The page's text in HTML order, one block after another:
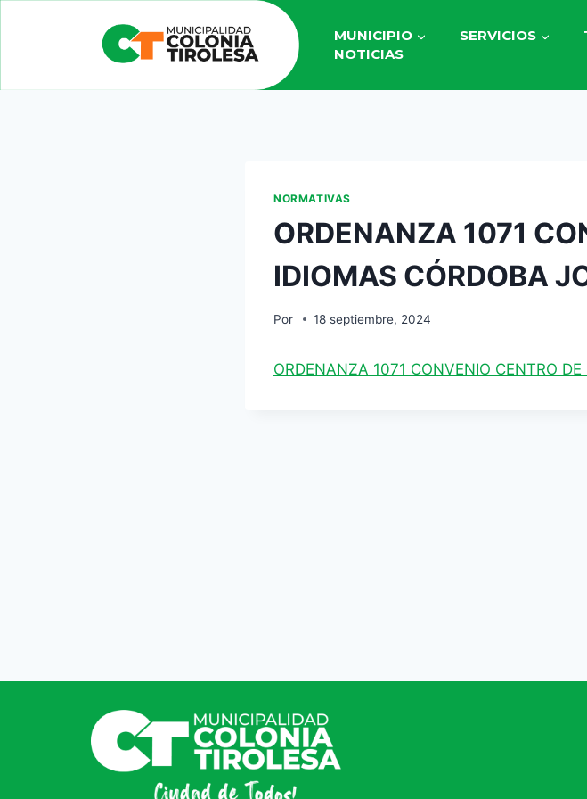
MUNICIPIO SERVICIOS
NOTICIAS
NORMATIVAS
ORDENANZA 1071
IDIOMAS CÓRDOBA
Por 18 septiembre, 2024
ORDENANZA 1071 CONVENIO CENTRO